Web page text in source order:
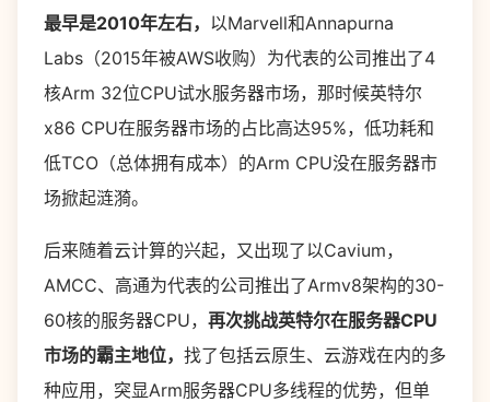
最早是2010年左右， 以Marvell和Annapurna
Labs（2015年被AWS收购）为代表的公司推出了4
核Arm 32位CPU试水服务器市场，那时候英特尔
x86 CPU在服务器市场的占比高达95%，低功耗和
低TCO（总体拥有成本）的Arm CPU没在服务器市
场掀起涟漪。
后来随着云计算的兴起，又出现了以Cavium，
AMCC、高通为代表的公司推出了Armv8架构的30-
60核的服务器CPU， 再次挑战英特尔在服务器CPU
市场的霸主地位， 找了包括云原生、云游戏在内的多
种应用，突显Arm服务器CPU多线程的优势，但单